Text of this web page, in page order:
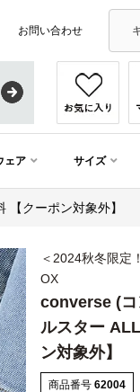
お問い合わせ
ェア サイズ
クーポン対象外】
＜2024秋冬限定
OX
converse (コ
ルスター
ン対象外】
商品番号 62004